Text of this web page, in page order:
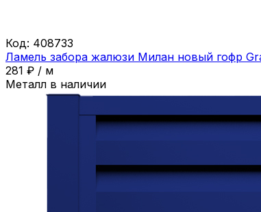
Код: 408733
Ламель забора жалюзи Милан новый гофр
281 ₽ / м
Металл в наличии